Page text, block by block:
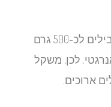
ככלל, 100 גרם על הרגליים מקבילים לכ-500 גרם
לכן, משקל
ארוכים.